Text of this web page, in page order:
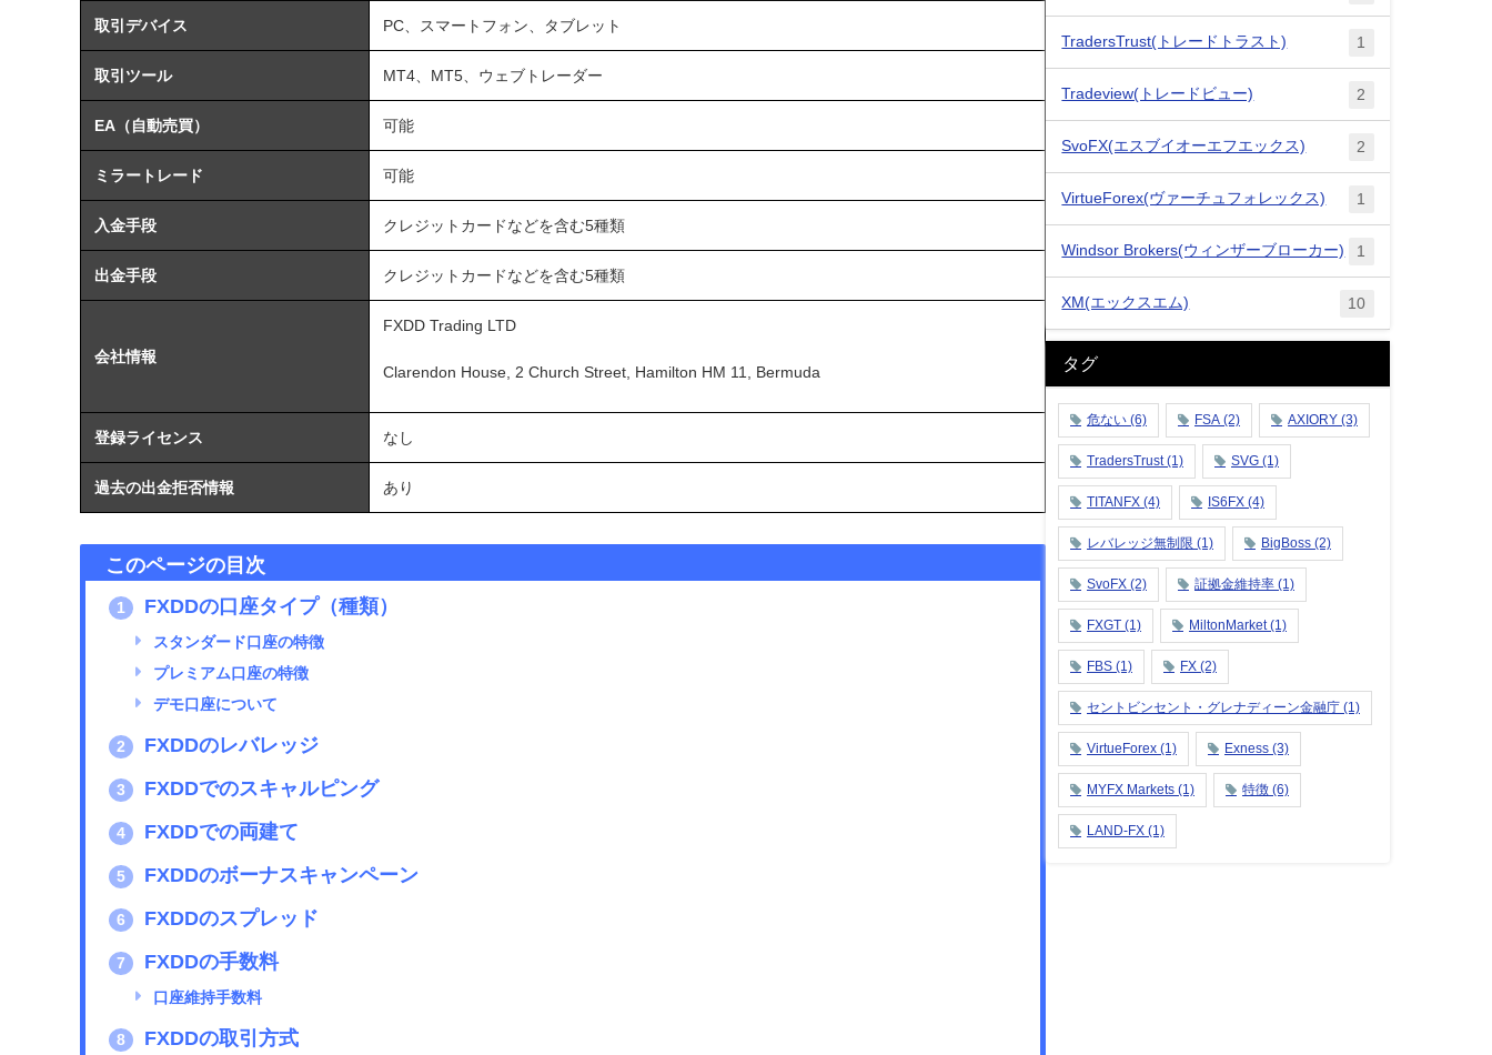
取引デバイス PC 、スマートフォン、タブレット
取引ツール MT4 MT5 、ウェブトレーダー
EA（自動売買） 可能
ミラートレード 可能
入金手段 クレジットカードなどを含む5種類
出金手段 クレジットカードなどを含む5種類
会社情報
FXDD Trading LTD
Clarendon House, 2 Church Street, Hamilton HM 11, Bermuda
登録ライセンス なし
過去の出金拒否情報 あり
このページの目次
1 FXDDの口座タイプ（種類）
スタンダード口座の特徴
プレミアム口座の特徴
デモ口座について
2 FXDDのレバレッジ
3 FXDDでのスキャルピング
4 FXDDでの両建て
5 FXDDのボーナスキャンペーン
6 FXDDのスプレッド
7 FXDDの手数料
口座維持手数料
8 FXDDの取引方式
TradersTrust(トレードトラスト) 1
Tradeview(トレードビュー) 2
SvoFX(エスブイオーエフエックス) 2
VirtueForex(ヴァーチュフォレックス) 1
Windsor Brokers(ウィンザーブローカー) 1
XM(エックスエム) 10
タグ
危ない (6) FSA (2) AXIORY (3)
TradersTrust(1) SVG (1)
TITANFX (4) IS6FX (4)
レバレッジ無制限 (1) BigBoss (2)
SvoFX (2) 証拠金維持率 (1)
FXGT (1) MiltonMarket(1)
FBS (1) FX (2)
セントビンセント・グレナディーン金融庁 (1)
VirtueForex (1) Exness (3)
MYFX Markets (1) 特徴 (6)
LAND-FX (1)